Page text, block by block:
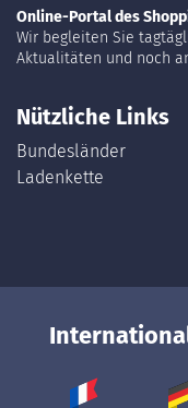
Online-Portal des
Wir begleiten Sie
Aktualitäten und noch
Nützliche Links
Bundesländer
Ladenkette